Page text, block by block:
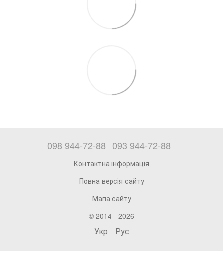
098 944-72-88 093 944-72-88
Контактна інформація
Повна версія сайту
Мапа сайту
© 2014—2026
Укр Рус